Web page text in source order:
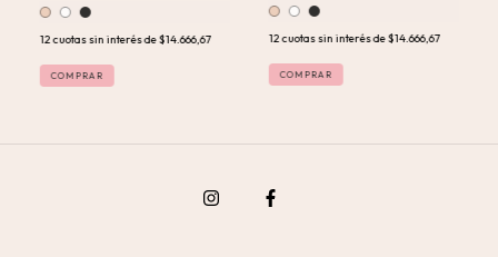
12 cuotas sin interés de$14.666,67
COMPRAR
12cuotas sin interés de$14.666,67
COMPRAR